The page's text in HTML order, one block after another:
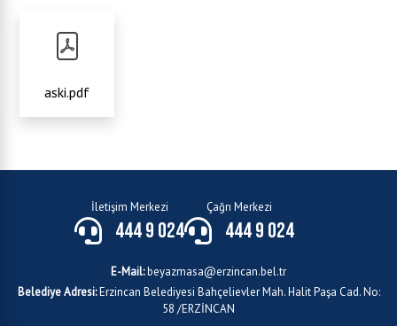
aski.pdf
İletişim Merkezi
444 9 024
Çağrı Merkezi
444 9 024
E-Mail:beyazmasa@erzincan.bel.tr
Belediye Adresi:Erzincan Belediyesi Bahçelievler Mah. Halit Paşa Cad. No:
58 /ERZİNCAN